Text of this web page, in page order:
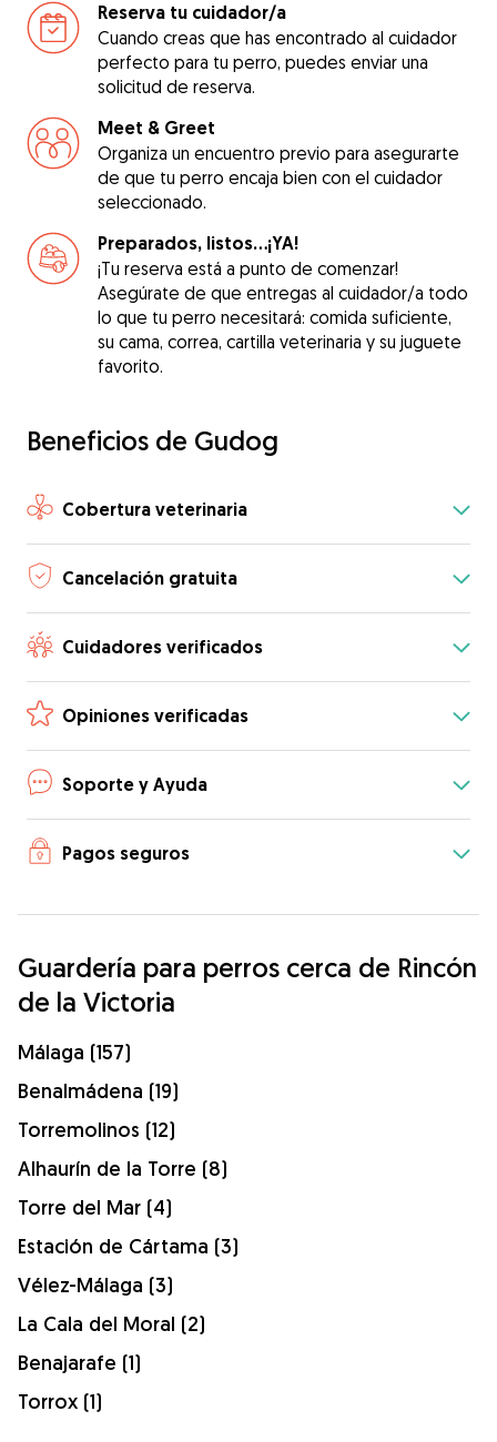
Reserva tu cuidador/a
Cuando creas que has encontrado al cuidador
perfecto para tu perro, puedes enviar una
solicitud de reserva.
Meet & Greet
Organiza un encuentro previo para asegurarte
de que tu perro encaja bien con el cuidador
seleccionado.
Preparados, listos...¡YA!
¡Tu reserva está a punto de comenzar!
Asegúrate de que entregas al cuidador/a todo
lo que tu perro necesitará: comida suficiente,
su cama, correa, cartilla veterinaria y su juguete
favorito.
Beneficios de Gudog
Cobertura veterinaria
Cancelación gratuita
Cuidadores verificados
Opiniones verificadas
Soporte y Ayuda
Pagos seguros
Guardería para perros cerca de Rincón
de la Victoria
Málaga (157)
Benalmádena (19)
Torremolinos (12)
Alhaurín de la Torre (8)
Torre del Mar (4)
Estación de Cártama (3)
Vélez-Málaga (3)
La Cala del Moral (2)
Benajarafe (1)
Torrox (1)